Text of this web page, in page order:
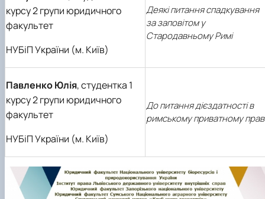
курсу 2 групи юридичного
факультет
НУБіП України (м. Київ)
Деякі питання спадкування
за заповітом у
Стародавньому Римі
Павленко Юлія, студентка 1
курсу 2 групи юридичного
факультет
НУБіП України (м. Київ)
До питання дієздатності в
римському приватному